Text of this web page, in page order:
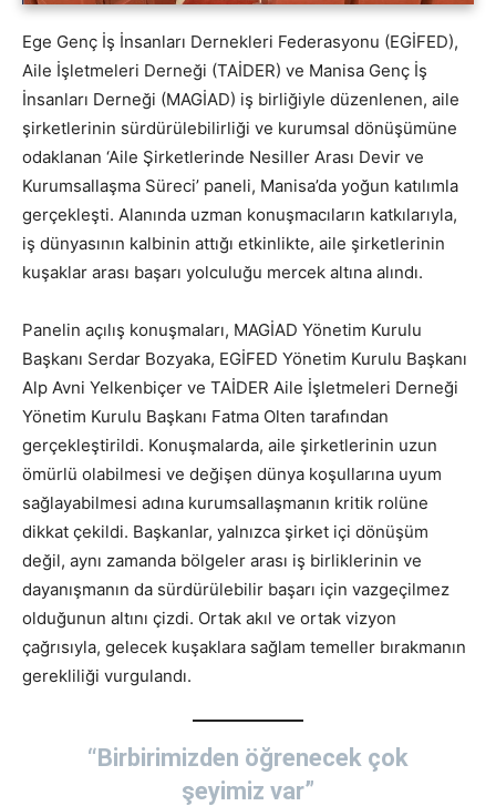
Ege Genç İş İnsanları Dernekleri Federasyonu (EGİFED),
Aile İşletmeleri Derneği (TAİDER) ve Manisa Genç İş
İnsanları Derneği (MAGİAD) iş birliğiyle düzenlenen, aile
şirketlerinin sürdürülebilirliği ve kurumsal dönüşümüne
odaklanan ‘Aile Şirketlerinde Nesiller Arası Devir ve
Kurumsallaşma Süreci’ paneli, Manisa’da yoğun katılımla
gerçekleşti. Alanında uzman konuşmacıların katkılarıyla,
iş dünyasının kalbinin attığı etkinlikte, aile şirketlerinin
kuşaklar arası başarı yolculuğu mercek altına alındı.
Panelin açılış konuşmaları, MAGİAD Yönetim Kurulu
Başkanı Serdar Bozyaka, EGİFED Yönetim Kurulu Başkanı
Alp Avni Yelkenbiçer ve TAİDER Aile İşletmeleri Derneği
Yönetim Kurulu Başkanı Fatma Olten tarafından
gerçekleştirildi. Konuşmalarda, aile şirketlerinin uzun
ömürlü olabilmesi ve değişen dünya koşullarına uyum
sağlayabilmesi adına kurumsallaşmanın kritik rolüne
dikkat çekildi. Başkanlar, yalnızca şirket içi dönüşüm
değil, aynı zamanda bölgeler arası iş birliklerinin ve
dayanışmanın da sürdürülebilir başarı için vazgeçilmez
olduğunun altını çizdi. Ortak akıl ve ortak vizyon
çağrısıyla, gelecek kuşaklara sağlam temeller bırakmanın
gerekliliği vurgulandı.
“Birbirimizden öğrenecek çok
şeyimiz var”